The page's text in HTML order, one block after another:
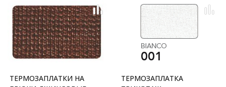
ТЕРМОЗАПЛАТКИ НА
ТЕРМОЗАПЛАТКА